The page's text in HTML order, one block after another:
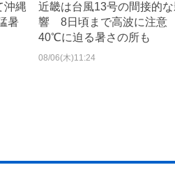
沖縄
暑
近畿は台風13号の間接的な
響 8日頃まで高波に注意
40℃に迫る暑さの所も
08/06(木)11:24